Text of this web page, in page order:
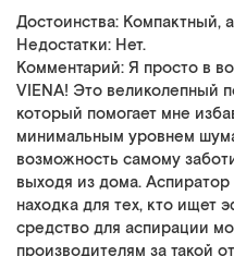
Достоинства: Компактный,
Недостатки: Нет.
Комментарий: Я просто в
VIENA! Это великолепный
который помогает мне
минимальным уровнем
возможность самому
выходя из дома. Аспиратор
находка для тех, кто ищет
средство для аспирации
производителям за такой